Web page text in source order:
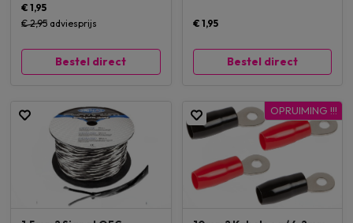
€ 1,95
€ 2,95 adviesprijs
Bestel direct
€ 1,95
Bestel direct
OPRUIMING !!!